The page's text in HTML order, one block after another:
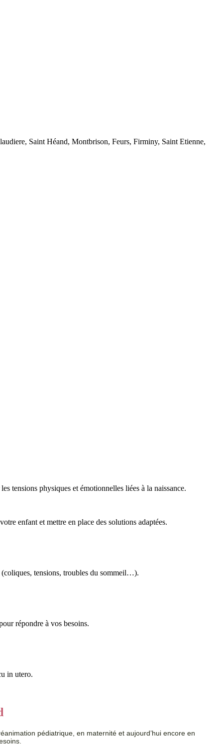
Saint Héand, Montbrison, Feurs, Firminy, Saint Etienne,
tensions physiques et émotionnelles liées à la naissance.
enfant et mettre en place des solutions adaptées.
(coliques, tensions, troubles du sommeil…).
répondre à vos besoins.
in utero.
pédiatrique, en maternité et aujourd’hui encore en